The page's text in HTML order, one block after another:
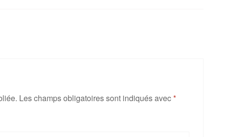
Les champs obligatoires sont indiqués avec*